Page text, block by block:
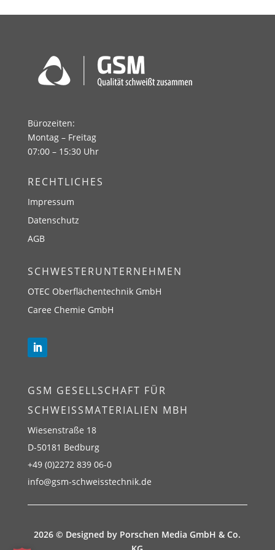
Bürozeiten:
Montag – Freitag
07:00 – 15:30 Uhr
RECHTLICHES
Impressum
Datenschutz
AGB
SCHWESTERUNTERNEHMEN
OTEC Oberflächentechnik GmbH
Caree Chemie GmbH
GSM GESELLSCHAFT FÜR
SCHWEISSMATERIALIEN MBH
Wiesenstraße 18
D-50181 Bedburg
+49 (0)2272 839 06-0
info@gsm-schweisstechnik.de
2026 © Designed by Porschen Media GmbH & Co.